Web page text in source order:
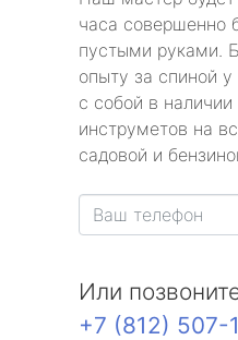
часа совершенно
пустыми руками.
опыту за спиной у
с собой в
инструметов на
садовой и
Или
+7 (812) 507-